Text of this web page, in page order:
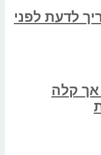
לדעת לפני
אך קלה